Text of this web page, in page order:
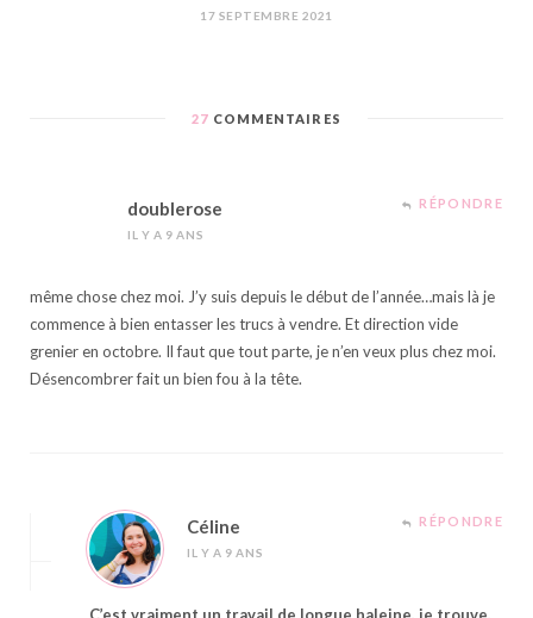
17 SEPTEMBRE 2021
27 COMMENTAIRES
doublerose
IL Y A 9 ANS
RÉPONDRE
même chose chez moi. J’y suis depuis le début de l’année…mais là je
commence à bien entasser les trucs à vendre. Et direction vide
grenier en octobre. Il faut que tout parte, je n’en veux plus chez moi.
Désencombrer fait un bien fou à la tête.
Céline
IL Y A 9 ANS
RÉPONDRE